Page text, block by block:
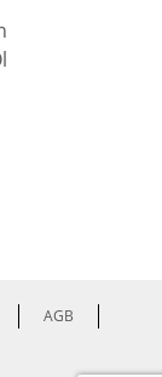
AGB